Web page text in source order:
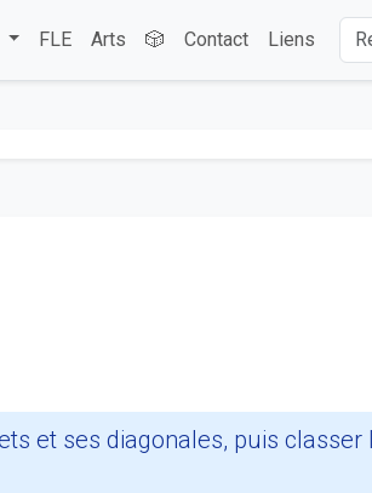
FLE Arts 🎲 Contact Liens
et ses diagonales, puis